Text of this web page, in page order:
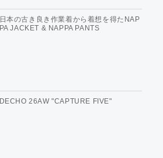
日本の古き良き作業着から着想を得たNAP
PA JACKET & NAPPA PANTS
DECHO 26AW "CAPTURE FIVE"